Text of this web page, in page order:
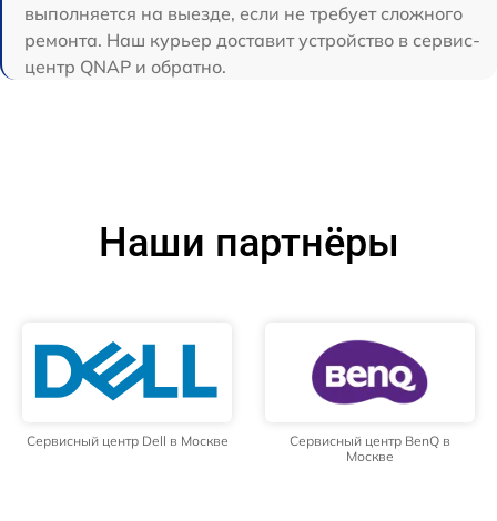
выполняется на выезде, если не требует сложного
ремонта. Наш курьер доставит устройство в сервис-
центр QNAP и обратно.
Наши партнёры
Сервисный центр Dell в Москве
Сервисный центр BenQ в
Москве